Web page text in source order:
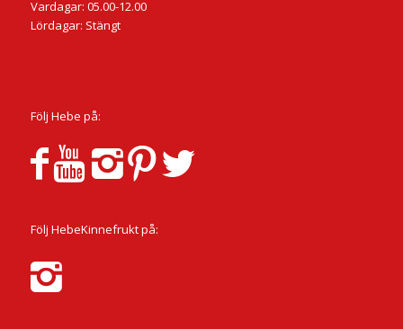
Vardagar: 05.00-12.00
Lördagar: Stängt
Följ Hebe på:
Följ HebeKinnefrukt på: